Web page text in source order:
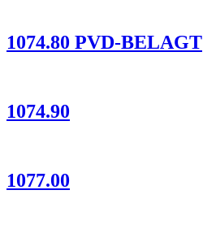
1074.80 PVD-BELAGT
1074.90
1077.00